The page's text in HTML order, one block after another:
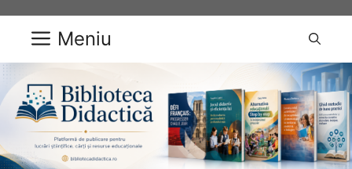
conținut Meniu